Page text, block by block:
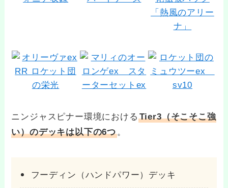
ニンジャスピナー環境における Tier3（そこそこ強
い）のデッキは以下の6つ。
フーディン（ハンドパワー）デッキ